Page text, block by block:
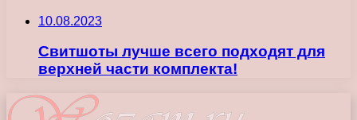
10.08.2023
Свитшоты лучше всего подходят для
верхней части комплекта!